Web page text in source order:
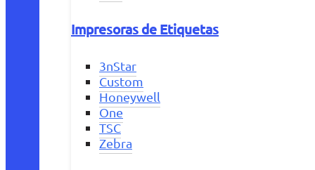
Impresoras de Etiquetas
3nStar
Custom
Honeywell
One
TSC
Zebra